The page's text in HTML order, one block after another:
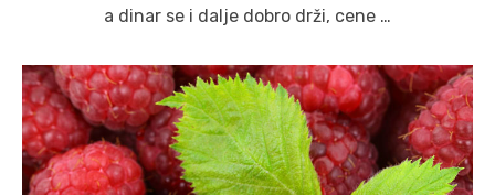
a dinar se i dalje dobro drži, cene …